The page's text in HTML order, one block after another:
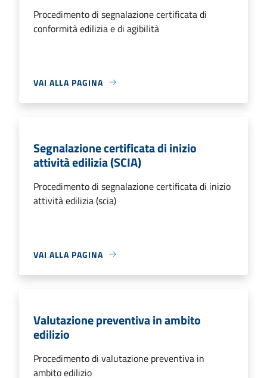
Procedimento di segnalazione certificata di
conformità edilizia e di agibilità
VAI ALLA PAGINA
Segnalazione certificata di inizio
attività edilizia (SCIA)
Procedimento di segnalazione certificata di inizio
attività edilizia (scia)
VAI ALLA PAGINA
Valutazione preventiva in ambito
edilizio
Procedimento di valutazione preventiva in
ambito edilizio